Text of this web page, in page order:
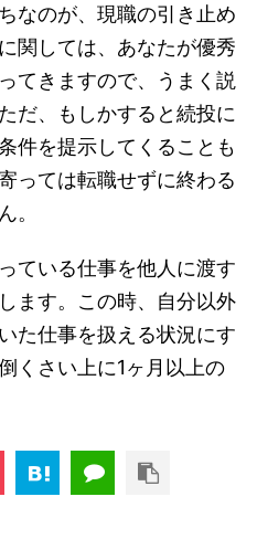
なのが、現職の引き止め
関しては、あなたが優秀
てきますので、うまく説
だ、もしかすると続投に
件を提示してくることも
っては転職せずに終わる
。
ている仕事を他人に渡す
ます。この時、自分以外
た仕事を扱える状況にす
くさい上に1ヶ月以上の